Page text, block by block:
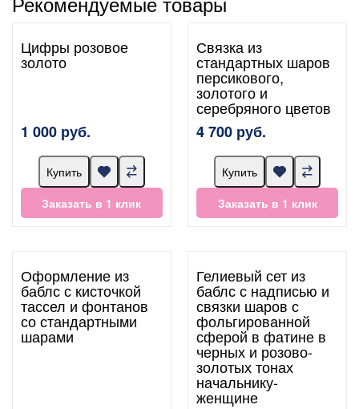
Цифры розовое
золото
1 000 руб.
Купить
Заказать в 1 клик
Связка из
стандартных шаров
персикового,
золотого и
серебряного цветов
4 700 руб.
Купить
Заказать в 1 клик
Оформление из
баблс с кисточкой
тассел и фонтанов
со стандартными
шарами
Гелиевый сет из
баблс с надписью и
связки шаров с
фольгированной
сферой в фатине в
черных и розово-
золотых тонах
начальнику-
женщине